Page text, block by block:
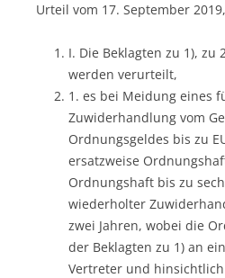
Urteil vom 17. September
I. Die Beklagten zu 1), zu
werden verurteilt,
1. es bei Meidung eines
Zuwiderhandlung vom
Ordnungsgeldes bis zu
ersatzweise
Ordnungshaft bis zu
wiederholter
zwei Jahren, wobei die
der Beklagten zu 1) an
Vertreter und